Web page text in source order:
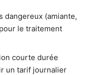
dangereux (amiante,
le traitement
courte durée
un tarif journalier